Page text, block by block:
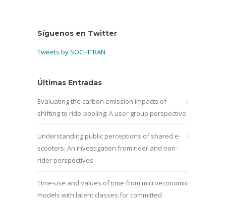
Síguenos en Twitter
Tweets by SOCHITRAN
Últimas Entradas
Evaluating the carbon emission impacts of
shifting to ride-pooling: A user group perspective
Understanding public perceptions of shared e-
scooters: An investigation from rider and non-
rider perspectives
Time-use and values of time from microeconomic
models with latent classes for committed